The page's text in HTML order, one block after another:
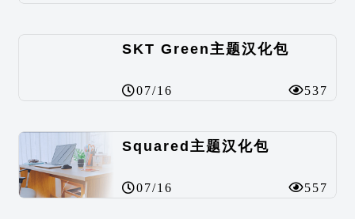
SKT Green主题汉化包
07/16 537
Squared主题汉化包
07/16 557